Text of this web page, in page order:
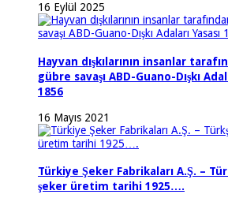
16 Eylül 2025
Hayvan dışkılarının insanlar
gübre savaşı ABD-Guano-Dışkı
1856
16 Mayıs 2021
Türkiye Şeker Fabrikaları A.Ş. –
şeker üretim tarihi 1925….